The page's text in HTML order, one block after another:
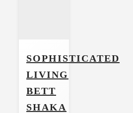
SOPHISTICATED
LIVING
BETT
SHAKA